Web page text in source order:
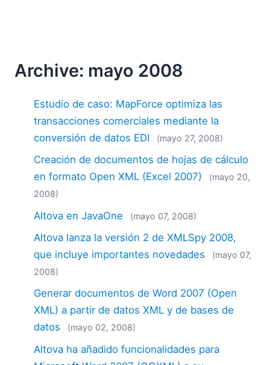
2020
2018
2017
2014
2013
2012
2009
2008
2007
Archive: mayo 2008
Estudio de caso: MapForce optimiza las
transacciones comerciales mediante la
conversión de datos EDI
(mayo 27, 2008)
Creación de documentos de hojas de cálculo
en formato Open XML (Excel 2007)
(mayo 20,
2008)
Altova en JavaOne (mayo 07, 2008)
Altova lanza la versión 2 de XMLSpy 2008,
que incluye importantes novedades
(mayo 07,
2008)
Generar documentos de Word 2007 (Open
XML) a partir de datos XML y de bases de
datos
(mayo 02, 2008)
Altova ha añadido funcionalidades para